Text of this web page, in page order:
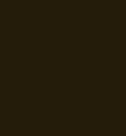
ловли на